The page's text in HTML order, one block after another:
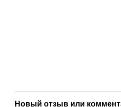
Новый отзыв или